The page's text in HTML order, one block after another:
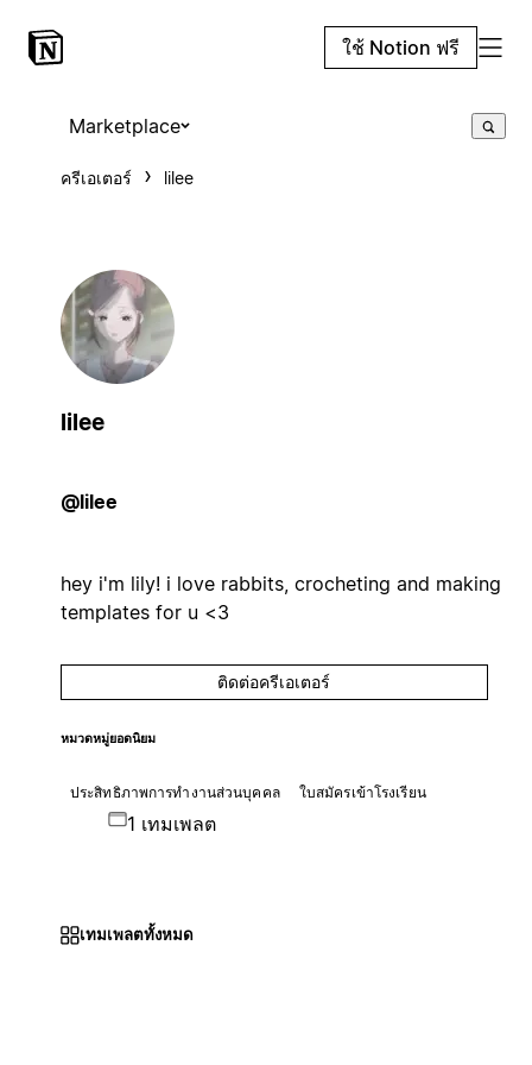
ใช้ Notion ฟรี
Marketplace
ครีเอเตอร์ lilee
lilee
@lilee
hey i'm lily! i love rabbits, crocheting and making
templates for u <3
ติดต่อครีเอเตอร์
หมวดหมู่ยอดนิยม
ประสิทธิภาพการทำงานส่วนบุคคล ใบสมัครเข้าโรงเรียน
1 เทมเพลต
เทมเพลตทั้งหมด